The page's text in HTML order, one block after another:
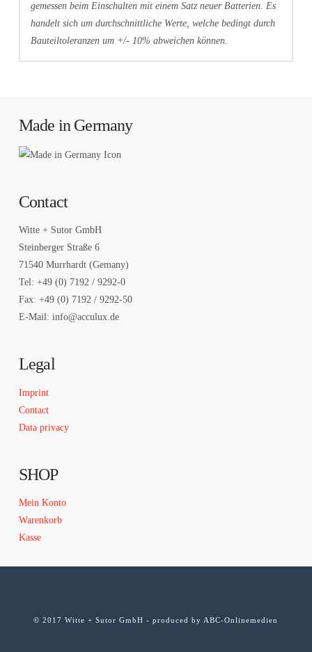
gemessen beim Einschalten mit einem Satz neuer Batterien. Es
handelt sich um durchschnittliche Werte, welche bedingt durch
Bauteiltoleranzen um +/- 10% abweichen können.
Made in Germany
Contact
Witte + Sutor GmbH
Steinberger Straße 6
71540 Murrhardt (Gemany)
Tel: +49 (0) 7192 / 9292-0
Fax: +49 (0) 7192 / 9292-50
E-Mail: info@acculux.de
Legal
Imprint
Contact
Data privacy
SHOP
Mein Konto
Warenkorb
Kasse
© 2017 Witte + Sutor GmbH - produced by ABC-Onlinemedien